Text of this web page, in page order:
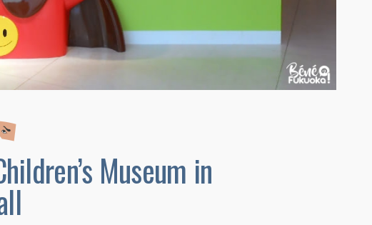
Museum in